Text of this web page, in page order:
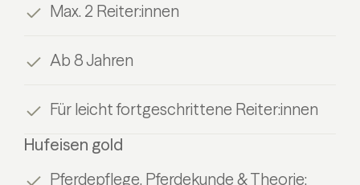
Max. 2 Reiter:innen
Ab 8 Jahren
Für leicht fortgeschrittene Reiter:innen
Hufeisen gold
Pferdepflege, Pferdekunde & Theorie;